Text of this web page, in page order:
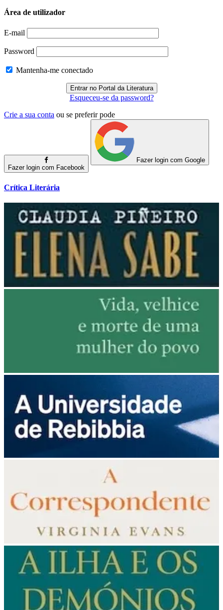
Área de utilizador
E-mail
Password
Mantenha-me conectado
Esqueceu-se da password?
Crie a sua conta ou se preferir pode
Fazer login com Facebook
Fazer login com Google
Crítica Literária